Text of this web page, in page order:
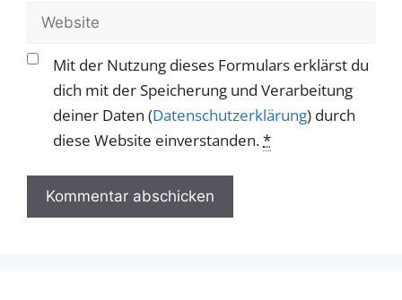
Adresse
Website
Mit der Nutzung dieses Formulars erklärst du
dich mit der Speicherung und Verarbeitung
deiner Daten (Datenschutzerklärung) durch
diese Website einverstanden.*